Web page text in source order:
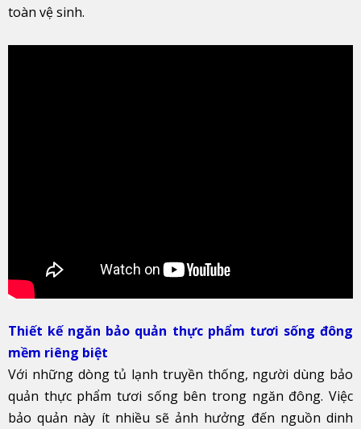
toàn vệ sinh.
Thiết kế ngăn bảo quản thực phẩm tươi sống đông
mềm riêng biệt
Với những dòng tủ lạnh truyền thống, người dùng bảo
quản thực phẩm tươi sống bên trong ngăn đông. Việc
bảo quản này ít nhiều sẽ ảnh hưởng đến nguồn dinh